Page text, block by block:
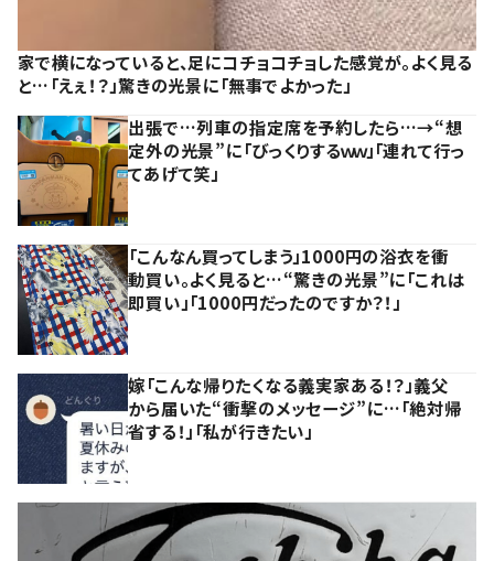
家で横になっていると、足にコチョコチョした感覚が。よく見る
と…「えぇ！？」驚きの光景に「無事でよかった」
出張で…列車の指定席を予約したら…→“想
定外の光景”に「びっくりするｗｗ」「連れて行っ
てあげて笑」
「こんなん買ってしまう」1000円の浴衣を衝
動買い。よく見ると…“驚きの光景”に「これは
即買い」「1000円だったのですか？！」
嫁「こんな帰りたくなる義実家ある！？」義父
から届いた“衝撃のメッセージ”に…「絶対帰
省する！」「私が行きたい」